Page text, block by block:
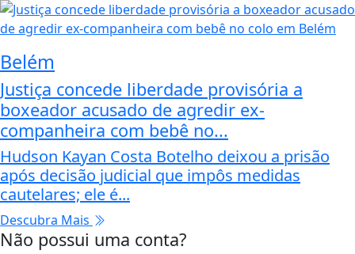
Belém
Justiça concede liberdade provisória a
boxeador acusado de agredir ex-
companheira com bebê no...
Hudson Kayan Costa Botelho deixou a prisão
após decisão judicial que impôs medidas
cautelares; ele é...
Descubra Mais
Não possui uma conta?